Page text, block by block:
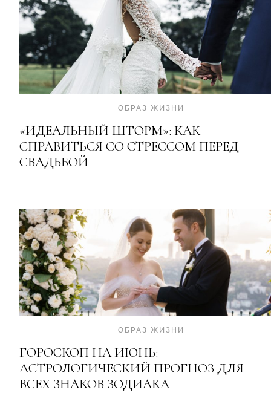
— ОБРАЗ ЖИЗНИ
«ИДЕАЛЬНЫЙ ШТОРМ»: КАК
СПРАВИТЬСЯ СО СТРЕССОМ ПЕРЕД
СВАДЬБОЙ
— ОБРАЗ ЖИЗНИ
ГОРОСКОП НА ИЮНЬ:
АСТРОЛОГИЧЕСКИЙ ПРОГНОЗ ДЛЯ
ВСЕХ ЗНАКОВ ЗОДИАКА